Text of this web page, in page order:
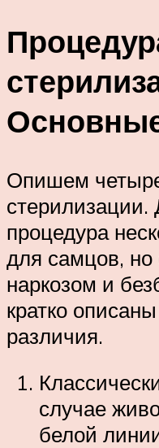
Опишем
стерилизации.
процедура
для самцов, но
наркозом и
кратко
различия.
случае
белой